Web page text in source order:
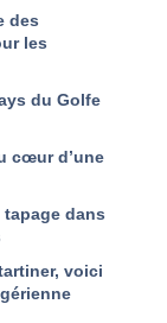
des
les
du Golfe
cœur d’une
dans
voici